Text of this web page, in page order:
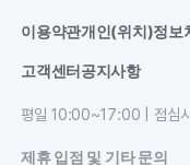
이용약관개인(위치)정보
고객센터공지사항
평일 10:00~17:00 | 점심
제휴 입점 및 기타 문의